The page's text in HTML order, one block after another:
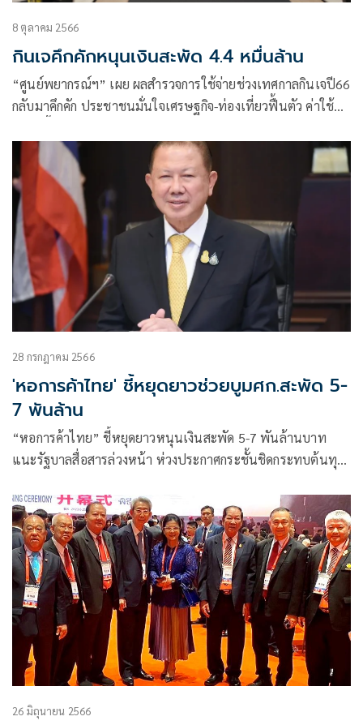
8 ตุลาคม 2566
กินเจคึกคักหนุนเงินสะพัด 4.4 หมื่นล้าน
“ศูนย์พยากรณ์ฯ” เผย ผลสำรวจการใช้จ่ายช่วงเทศกาลกินเจปี66
กลับมาคึกคัก ประชาชนมั่นใจเศรษฐกิจ-ท่องเที่ยวฟื้นตัว ค่าใช้
ล้านบาท
28 กรกฎาคม 2566
'หอการค้าไทย' ชี้หยุดยาวช่วยบูมศก.สะพัด 5-
7 พันล้าน
“หอการค้าไทย” ชี้หยุดยาวหนุนเงินสะพัด 5-7 พันล้านบาท
แนะรัฐบาลสื่อสารล่วงหน้า ห่วงประกาศกระชั้นชิดกระทบต้นทุน
กำชับอำนวยความสะดวกเต็มพิกัด
26 มิถุนายน 2566